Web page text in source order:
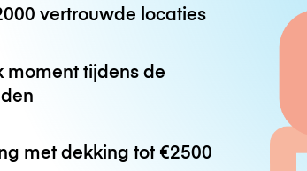
vertrouwde locaties
moment tijdens de
met dekking tot €2500